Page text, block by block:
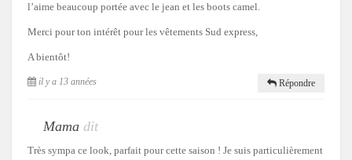
l’aime beaucoup portée avec le jean et les boots camel.
Merci pour ton intérêt pour les vêtements Sud express,
A bientôt!
il y a 13 années Répondre
Mama dit
Très sympa ce look, parfait pour cette saison ! Je suis particulièrement